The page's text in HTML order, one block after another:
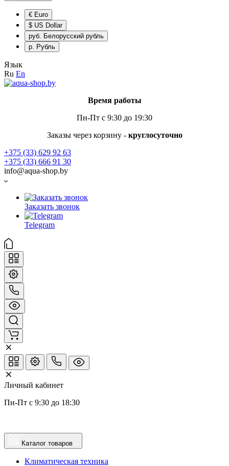
€ Euro
$ US Dollar
руб. Белорусский рубль
р. Рубль
Язык
Ru En
Время работы
Пн-Пт с 9:30 до 19:30
Заказы через корзину - круглосуточно
+375 (33) 629 92 63
+375 (33) 666 91 30
info@aqua-shop.by
Заказать звонок
Telegram
Личный кабинет
Пн-Пт с 9:30 до 18:30
Каталог товаров
Климатическая техника